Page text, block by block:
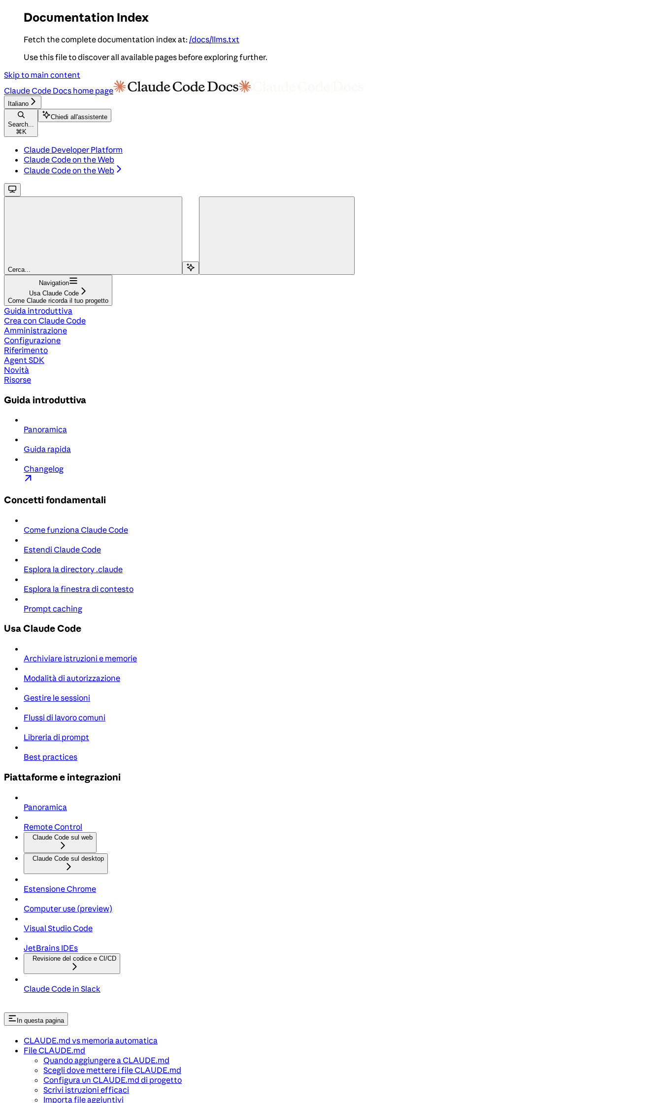
Documentation Index
Fetch the complete documentation index at: /docs/llms.txt
Use this file to discover all available pages before exploring further.
Skip to main content
Claude Code Docs home page
Italiano
Search...
⌘ K
Chiedi all'assistente
Claude Developer Platform
Claude Code on the Web
Claude Code on the Web
Cerca...
Navigation
Usa Claude Code
Come Claude ricorda il tuo progetto
Guida introduttiva
Crea con Claude Code
Amministrazione
Configurazione
Riferimento
Agent SDK
Novità
Risorse
Guida introduttiva
Panoramica
Guida rapida
Changelog
Concetti fondamentali
Come funziona Claude Code
Estendi Claude Code
Esplora la directory .claude
Esplora la finestra di contesto
Prompt caching
Usa Claude Code
Archiviare istruzioni e memorie
Modalità di autorizzazione
Gestire le sessioni
Flussi di lavoro comuni
Libreria di prompt
Best practices
Piattaforme e integrazioni
Panoramica
Remote Control
Claude Code sul web
Claude Code sul desktop
Estensione Chrome
Computer use (preview)
Visual Studio Code
JetBrains IDEs
Revisione del codice e CI/CD
Claude Code in Slack
In questa pagina
CLAUDE.md vs memoria automatica
File CLAUDE.md
Quando aggiungere a CLAUDE.md
Scegli dove mettere i file CLAUDE.md
Configura un CLAUDE.md di progetto
Scrivi istruzioni efficaci
Importa file aggiuntivi